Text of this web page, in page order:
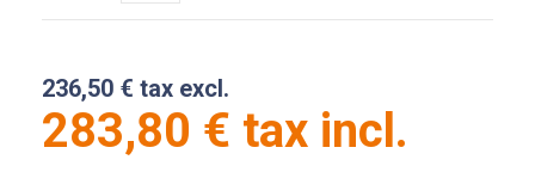
236,50 € tax excl.
283,80 € tax incl.